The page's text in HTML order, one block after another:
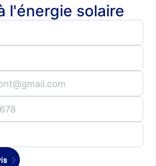
l'énergie solaire